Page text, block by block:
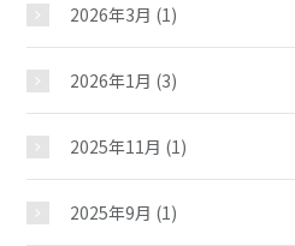
2026年3月 (1)
2026年1月 (3)
2025年11月 (1)
2025年9月 (1)